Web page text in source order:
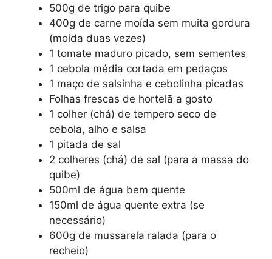
500g de trigo para quibe
400g de carne moída sem muita gordura
(moída duas vezes)
1 tomate maduro picado, sem sementes
1 cebola média cortada em pedaços
1 maço de salsinha e cebolinha picadas
Folhas frescas de hortelã a gosto
1 colher (chá) de tempero seco de
cebola, alho e salsa
1 pitada de sal
2 colheres (chá) de sal (para a massa do
quibe)
500ml de água bem quente
150ml de água quente extra (se
necessário)
600g de mussarela ralada (para o
recheio)